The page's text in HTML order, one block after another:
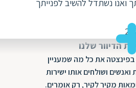
ואנו נשתדל להשיב לפנייתך
הדיוור שלנו
את כל מה שמעניין
ושולחים אותו ישירות
מקיר לקיר, רק אומרים.